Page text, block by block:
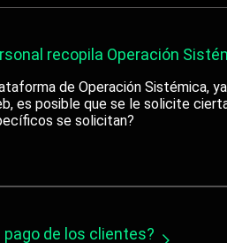
recopila Operación
de Operación Sistémica,
es posible que se le solicite
se solicitan?
de los clientes?